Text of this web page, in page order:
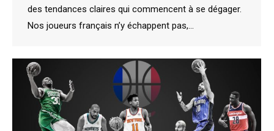
des tendances claires qui commencent à se dégager.
Nos joueurs français n’y échappent pas,…